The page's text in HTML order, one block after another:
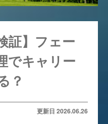
証】フェー
でキャリー
？
更新日 2026.06.26